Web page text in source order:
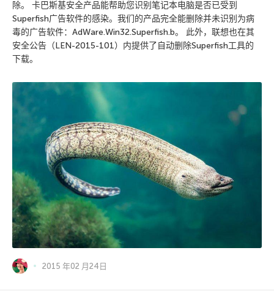
除。 卡巴斯基安全产品能帮助您识别笔记本电脑是否已受到
Superfish广告软件的感染。我们的产品完全能删除并未识别为病
毒的广告软件：AdWare.Win32.Superfish.b。 此外，联想也在其
安全公告（LEN-2015-101）内提供了自动删除Superfish工具的
下载。
2015 年02 月24日